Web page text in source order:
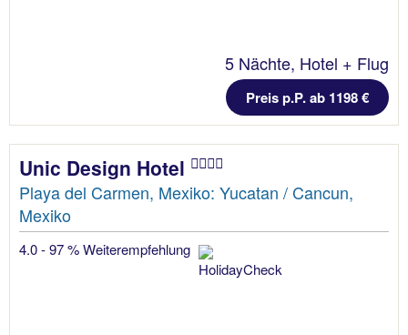
5 Nächte, Hotel + Flug
Preis p.P. ab 1198 €
Unic Design Hotel
Playa del Carmen, Mexiko: Yucatan / Cancun,
Mexiko
4.0 - 97 % Weiterempfehlung